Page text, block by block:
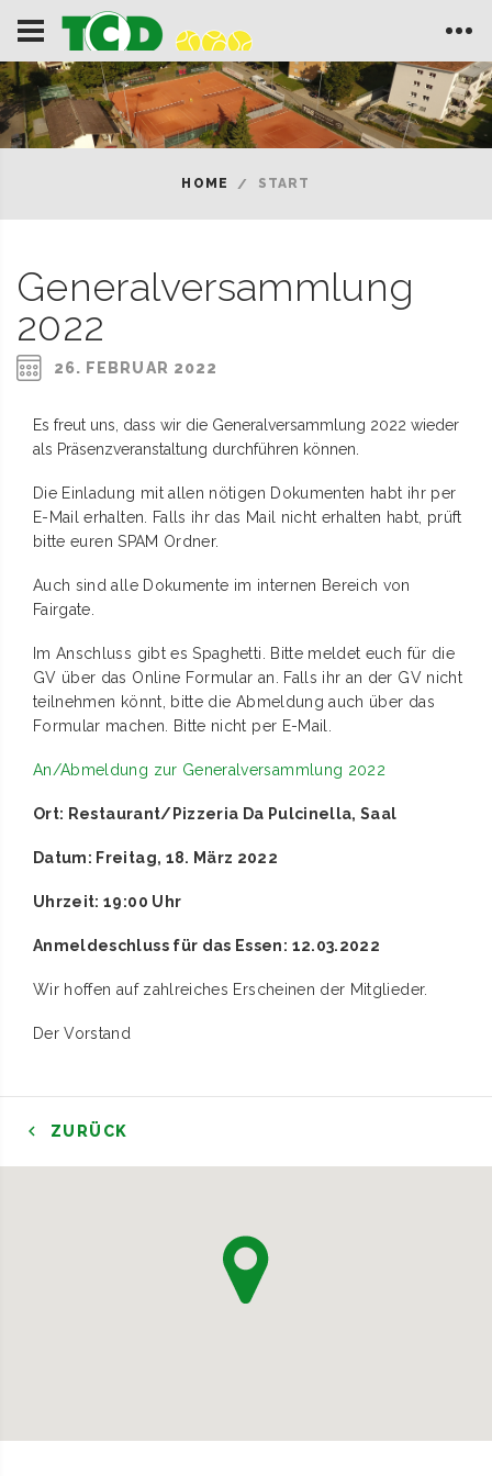
HOME START
Generalversammlung
2022
26. FEBRUAR 2022
Es freut uns, dass wir die Generalversammlung 2022 wieder
als Präsenzveranstaltung durchführen können.
Die Einladung mit allen nötigen Dokumenten habt ihr per
E-Mail erhalten. Falls ihr das Mail nicht erhalten habt, prüft
bitte euren SPAM Ordner.
Auch sind alle Dokumente im internen Bereich von
Fairgate.
Im Anschluss gibt es Spaghetti. Bitte meldet euch für die
GV über das Online Formular an. Falls ihr an der GV nicht
teilnehmen könnt, bitte die Abmeldung auch über das
Formular machen. Bitte nicht per E-Mail.
An/Abmeldung zur Generalversammlung 2022
Ort: Restaurant/Pizzeria Da Pulcinella, Saal
Datum: Freitag, 18. März 2022
Uhrzeit: 19:00 Uhr
Anmeldeschluss für das Essen: 12.03.2022
Wir hoffen auf zahlreiches Erscheinen der Mitglieder.
Der Vorstand
ZURÜCK